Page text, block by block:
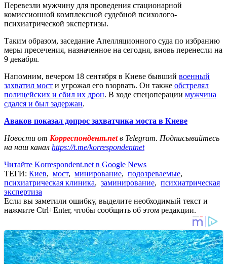
Перевезли мужчину для проведения стационарной
комиссионной комплексной судебной психолого-
психиатрической экспертизы.
Таким образом, заседание Апелляционного суда по избранию
меры пресечения, назначенное на сегодня, вновь перенесли на
9 декабря.
Напомним, вечером 18 сентября в Киеве бывший военный
захватил мост и угрожал его взорвать. Он также обстрелял
полицейских и сбил их дрон. В ходе спецоперации мужчина
сдался и был задержан.
Аваков показал допрос захватчика моста в Киеве
Новости от Корреспондент.netв Telegram. Подписывайтесь
на наш канал https://t.me/korrespondentnet
Читайте Korrespondent.net в Google News
ТЕГИ: Киев, мост, минирование, подозреваемые,
психиатрическая клиника, заминирование, психиатрическая
экспертиза
Если вы заметили ошибку, выделите необходимый текст и
нажмите Ctrl+Enter, чтобы сообщить об этом редакции.